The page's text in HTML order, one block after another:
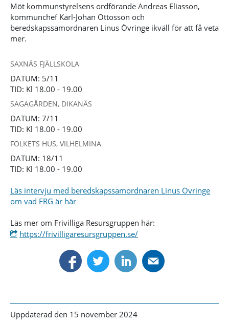
Möt kommunstyrelsens ordförande Andreas Eliasson,
kommunchef Karl-Johan Ottosson och
beredskapssamordnaren Linus Övringe ikväll för att få veta
mer.
SAXNÄS FJÄLLSKOLA
DATUM: 5/11
TID: Kl 18.00 - 19.00
SAGAGÅRDEN, DIKANÄS
DATUM: 7/11
TID: Kl 18.00 - 19.00
FOLKETS HUS, VILHELMINA
DATUM: 18/11
TID: Kl 18.00 - 19.00
Läs intervju med beredskapssamordnaren Linus Övringe
om vad FRG är här
Läs mer om Frivilliga Resursgruppen här:
https://frivilligaresursgruppen.se/
Uppdaterad den 15 november 2024